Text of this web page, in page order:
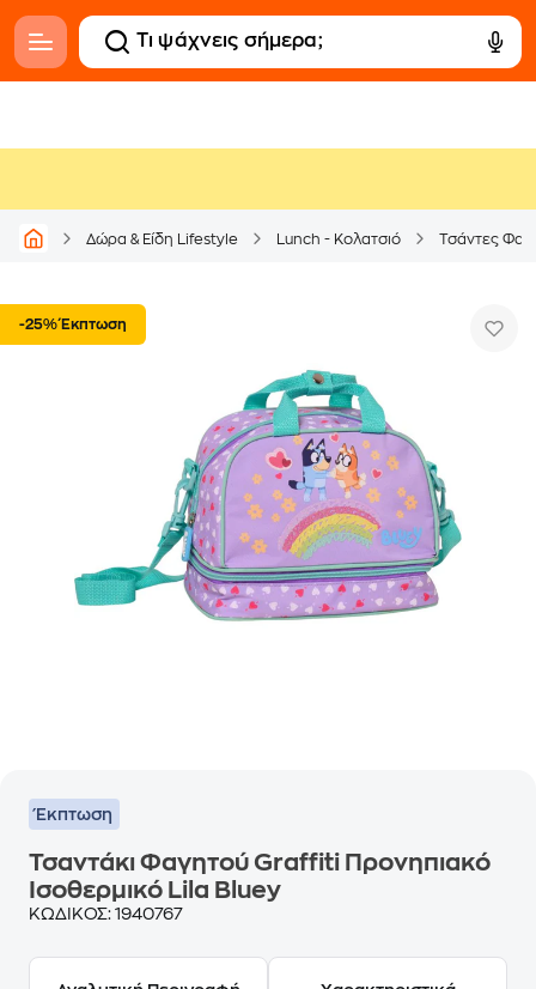
Δώρα & Είδη Lifestyle Lunch - Κολατσιό Τσάντες
-25% Έκπτωση
Έκπτωση
Τσαντάκι Φαγητού Graffiti Προνηπιακό
Ισοθερμικό Lila Bluey
ΚΩΔΙΚΟΣ: 1940767